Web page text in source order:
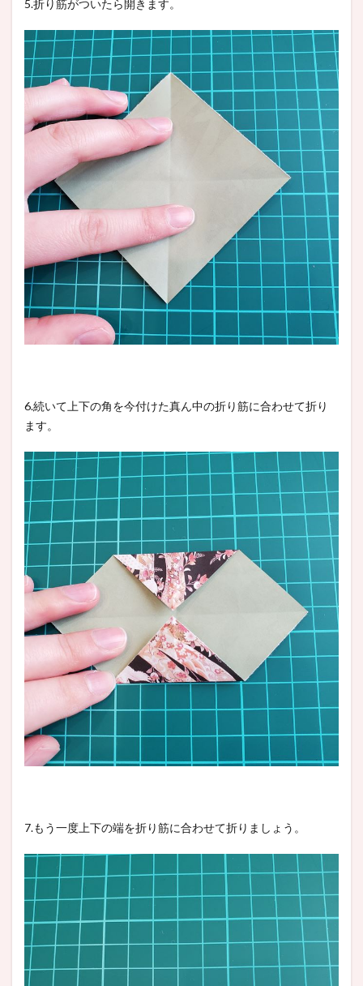
5.折り筋がついたら開きます。
6.続いて上下の角を今付けた真ん中の折り筋に合わせて折り
ます。
7.もう一度上下の端を折り筋に合わせて折りましょう。